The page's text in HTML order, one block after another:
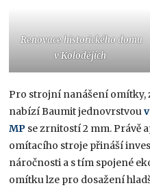
Renovace historického domu
v Kolodějích
Pro strojní nanášení omítky,
nabízí Baumit jednovrstvou
MP se zrnitostí 2 mm. Právě
omítacího stroje přináší
náročnosti a s tím spojené
omítku lze pro dosažení